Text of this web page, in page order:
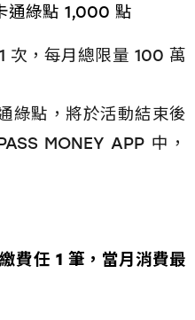
通綠點 1,000 點
次，每月總限量 100 萬
綠點，將於活動結束後
MONEY APP 中，
費任 1 筆，當月消費最